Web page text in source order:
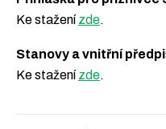
Ke staženízde.
Stanovy a vnitřní
Ke staženízde.